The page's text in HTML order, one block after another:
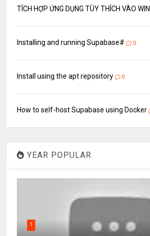
TÍCH HỢP ỨNG DỤNG TÙY THÍCH VÀO
Installing and running Supabase# 0
Install using the apt repository 0
How to self-host Supabase using Docker
YEAR POPULAR
1